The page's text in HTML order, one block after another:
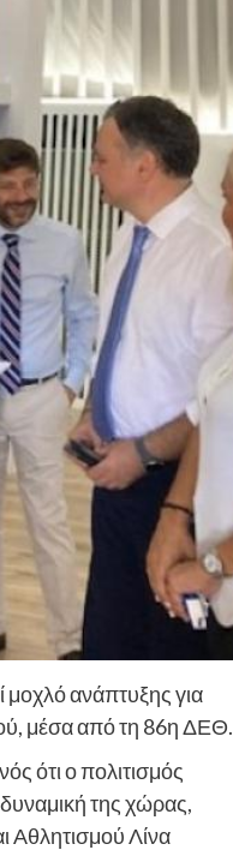
μοχλό ανάπτυξης για
μέσα από τη 86η ΔΕΘ.
ότι ο πολιτισμός
της χώρας,
Αθλητισμού Λίνα